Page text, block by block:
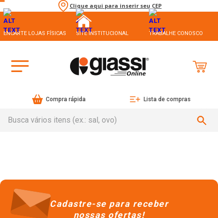
Clique aqui para inserir seu CEP
ENCARTE LOJAS FÍSICAS SITE INSTITUCIONAL TRABALHE CONOSCO
Compra rápida Lista de compras
Cadastre-se para receber
nossas ofertas!